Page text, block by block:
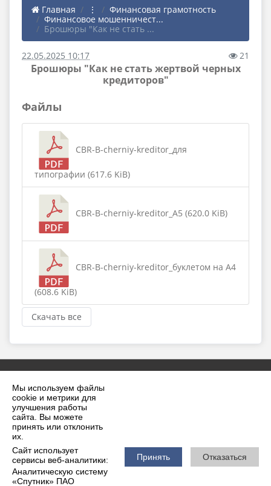
Мы используем файлы
cookie и метрики для
улучшения работы
сайта. Вы можете
принять или отклонить
их.
Сайт использует
сервисы веб-аналитики:
Аналитическую систему
«Спутник» ПАО
Принять Отказаться
Главная ⋮
Финансовая грамотность
Финансовое мошенничест...
Брошюры "Как не стать ...
22.05.2025 10:17 21
Брошюры "Как не стать жертвой черных
кредиторов"
Файлы
CBR-B-cherniy-kreditor_для
типографии (617.6 KiB)
CBR-B-cherniy-kreditor_А5 (620.0 KiB)
CBR-B-cherniy-kreditor_буклетом на А4
(608.6 KiB)
Скачать все
2026 г. krilovskaya.ru
Вход
Карта сайта
Политика обработки персональных данных
Сделано на KubCMS